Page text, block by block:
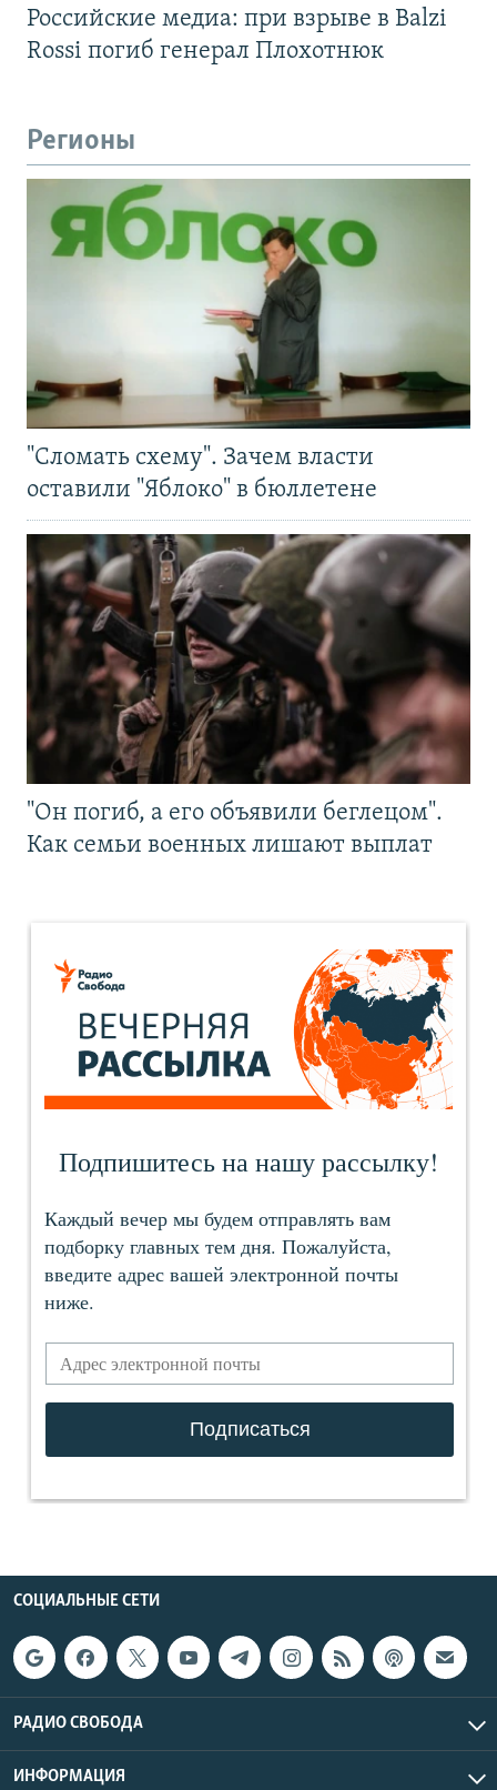
Российские медиа: при взрыве в Balzi
Rossi погиб генерал Плохотнюк
Регионы
"Сломать схему". Зачем власти
оставили "Яблоко" в бюллетене
"Он погиб, а его объявили беглецом".
Как семьи военных лишают выплат
СОЦИАЛЬНЫЕ СЕТИ
РАДИО СВОБОДА
ИНФОРМАЦИЯ